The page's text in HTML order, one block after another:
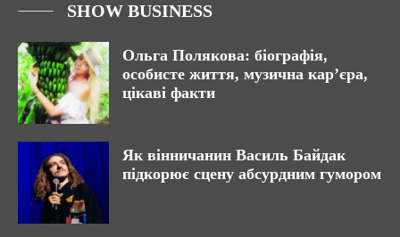
SHOW BUSINESS
Ольга Полякова: біографія,
особисте життя, музична кар’єра,
цікаві факти
Як вінничанин Василь Байдак
підкорює сцену абсурдним гумором